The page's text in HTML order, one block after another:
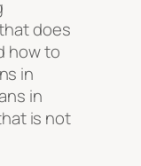
does
how to
in
in
is not